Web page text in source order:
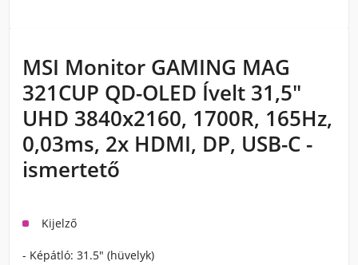
MSI Monitor GAMING MAG
321CUP QD-OLED Ívelt 31,5"
UHD 3840x2160, 1700R, 165Hz,
0,03ms, 2x HDMI, DP, USB-C -
ismertető
Kijelző
- Képátló: 31.5" (hüvelyk)